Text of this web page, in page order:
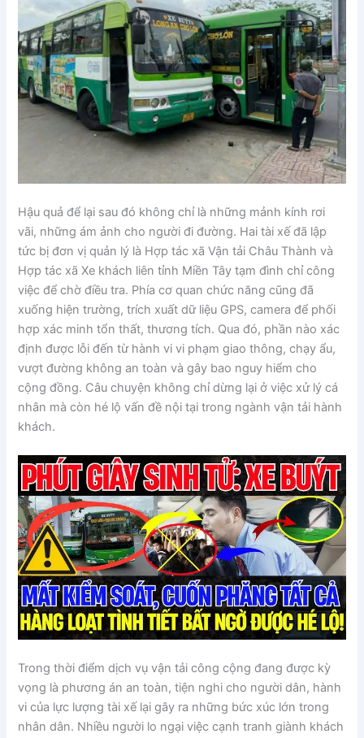
Hậu quả để lại sau đó không chỉ là những mảnh kính rơi
vãi, những ám ảnh cho người đi đường. Hai tài xế đã lập
tức bị đơn vị quản lý là Hợp tác xã Vận tải Châu Thành và
Hợp tác xã Xe khách liên tỉnh Miền Tây tạm đình chỉ công
việc để chờ điều tra. Phía cơ quan chức năng cũng đã
xuống hiện trường, trích xuất dữ liệu GPS, camera để phối
hợp xác minh tổn thất, thương tích. Qua đó, phần nào xác
định được lỗi đến từ hành vi vi phạm giao thông, chạy ẩu,
vượt đường không an toàn và gây bao nguy hiểm cho
cộng đồng. Câu chuyện không chỉ dừng lại ở việc xử lý cá
nhân mà còn hé lộ vấn đề nội tại trong ngành vận tải hành
khách.
Trong thời điểm dịch vụ vận tải công cộng đang được kỳ
vọng là phương án an toàn, tiện nghi cho người dân, hành
vi của lực lượng tài xế lại gây ra những bức xúc lớn trong
nhân dân. Nhiều người lo ngại việc cạnh tranh giành khách